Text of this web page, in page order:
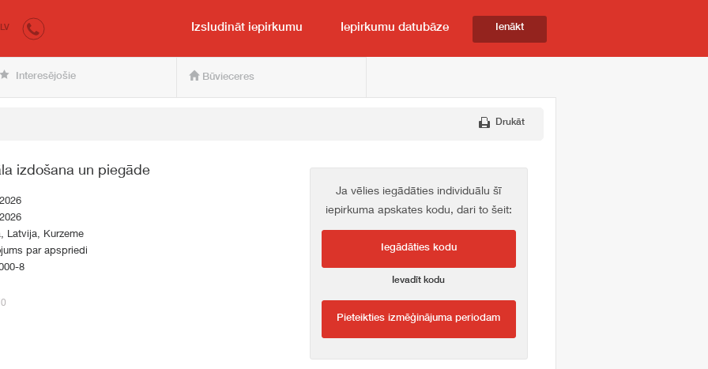
pircējam un pārdevējam
LV Izsludināt iepirkumu Iepirkumu datubāze Ienākt
Interesējošie Būvieceres
Drukāt
izdošana un piegāde
Latvija, Kurzeme
par apspriedi
8
Ja vēlies iegādāties individuālu šī
iepirkuma apskates kodu, dari to šeit:
Iegādāties kodu
Ievadīt kodu
Pieteikties izmēģinājuma periodam